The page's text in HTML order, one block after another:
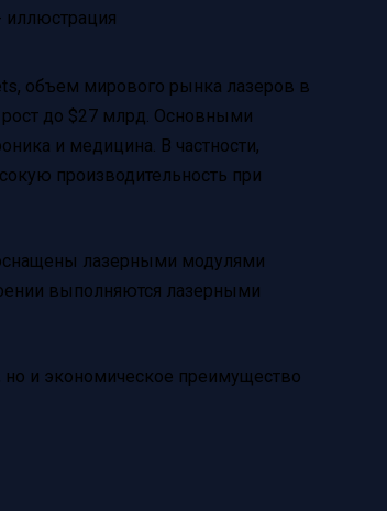
объем мирового рынка лазеров в
рост до $27 млрд. Основными
и медицина. В частности,
производительность при
лазерными модулями
выполняются лазерными
но и экономическое преимущество